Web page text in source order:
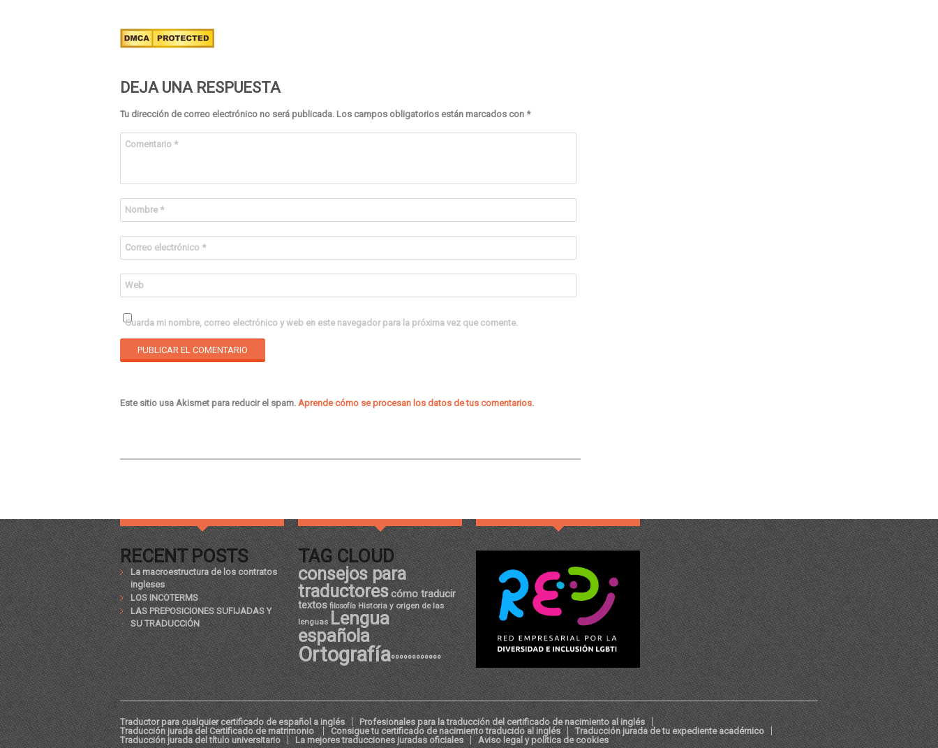
DEJA UNA RESPUESTA
Tu dirección de correo electrónico no será publicada. Los campos obligatorios están marcados con *
Comentario *
Nombre *
Correo electrónico *
Web
Guarda mi nombre, correo electrónico y web en este navegador para la próxima vez que comente.
Este sitio usa Akismet para reducir el spam. Aprende cómo se procesan los datos de tus comentarios.
RECENT POSTS
La macroestructura de los contratos
ingleses
LOS INCOTERMS
LAS PREPOSICIONES SUFIJADAS Y
SU TRADUCCIÓN
TAG CLOUD
consejos para
traductorescómo traducir
textos filosofía Historia y origen de las
lenguas Lengua
española
Ortografíaºººººººººººº
Traductor para cualquier certificado de español a inglés
Profesionales para la traducción del certificado de nacimiento al inglés
Traducción jurada del Certificado de matrimonio
Consigue tu certificado de nacimiento traducido al inglés
Traducción jurada de tu expediente académico
Traducción jurada del título universitario
La mejores traducciones juradas oficiales
Aviso legal y política de cookies